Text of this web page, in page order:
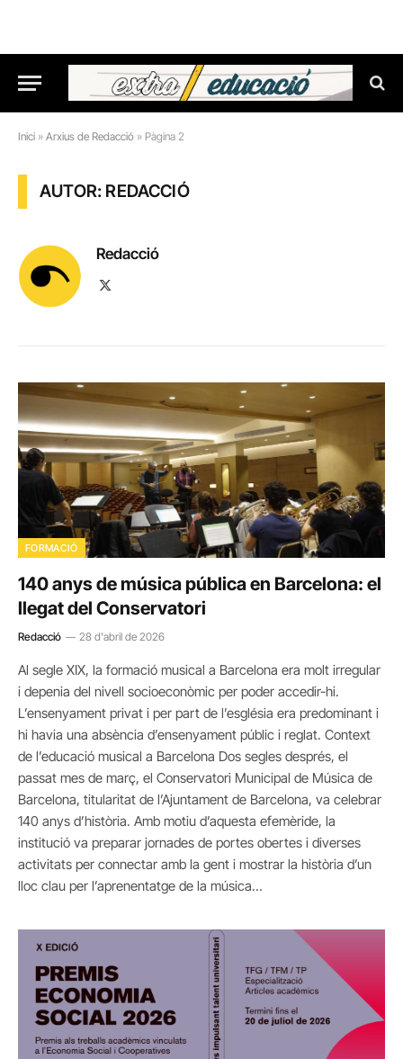
Inici » Arxius de Redacció » Pàgina 2
AUTOR: REDACCIÓ
Redacció
FORMACIÓ
140 anys de música pública en Barcelona: el
llegat del Conservatori
Redacció 28 d'abril de 2026
Al segle XIX, la formació musical a Barcelona era molt irregular
i depenia del nivell socioeconòmic per poder accedir-hi.
L’ensenyament privat i per part de l’església era predominant i
hi havia una absència d’ensenyament públic i reglat. Context
de l’educació musical a Barcelona Dos segles després, el
passat mes de març, el Conservatori Municipal de Música de
Barcelona, titularitat de l’Ajuntament de Barcelona, va celebrar
140 anys d’història. Amb motiu d’aquesta efemèride, la
institució va preparar jornades de portes obertes i diverses
activitats per connectar amb la gent i mostrar la història d’un
lloc clau per l’aprenentatge de la música…